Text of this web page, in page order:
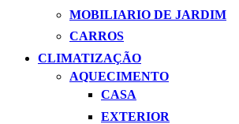
MOBILIARIO DE JARDIM
CARROS
CLIMATIZAÇÃO
AQUECIMENTO
CASA
EXTERIOR